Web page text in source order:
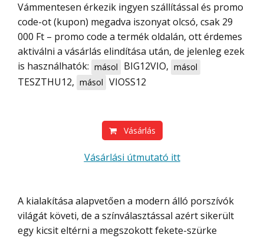
Vámmentesen érkezik ingyen szállítással és promo
code-ot (kupon) megadva iszonyat olcsó, csak 29
000 Ft – promo code a termék oldalán, ott érdemes
aktiválni a vásárlás elindítása után, de jelenleg ezek
is használhatók: másol BIG12VIO, másol
TESZTHU12, másol VIOSS12
Vásárlás
Vásárlási útmutató itt
A kialakítása alapvetően a modern álló porszívók
világát követi, de a színválasztással azért sikerült
egy kicsit eltérni a megszokott fekete-szürke